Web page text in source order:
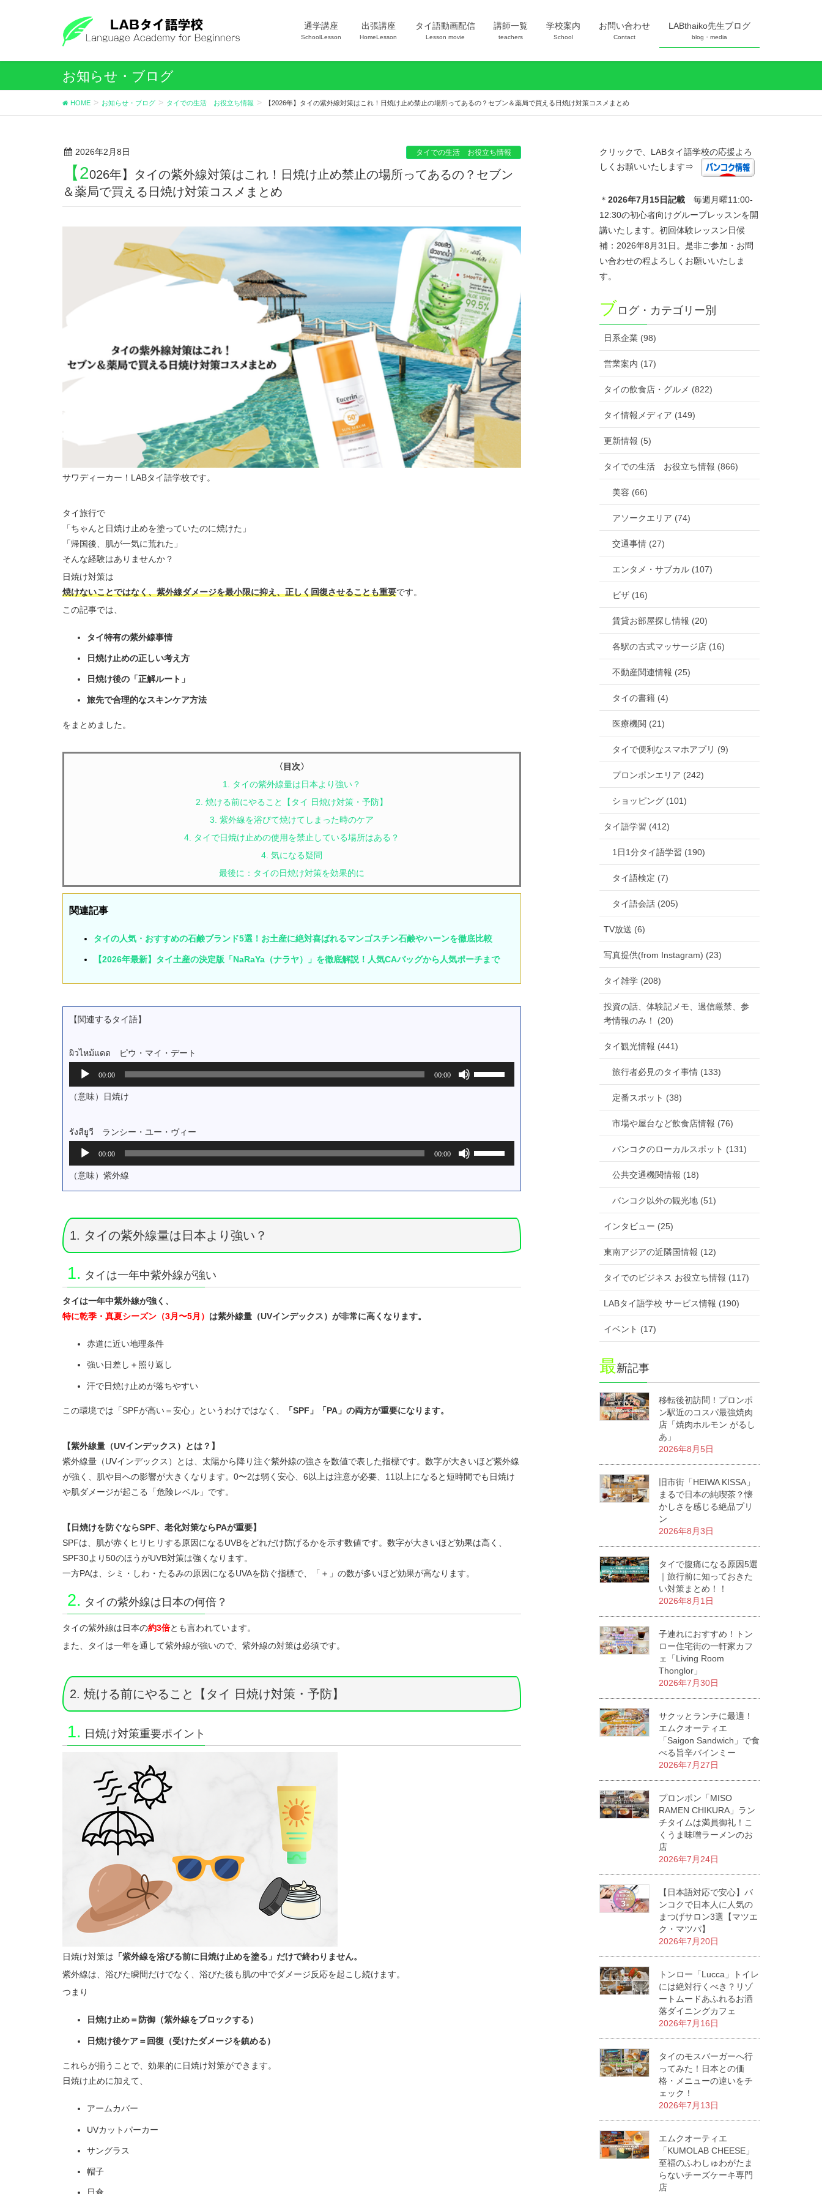
通学講座
SchoolLesson
出張講座
HomeLesson
タイ語動画配信
Lesson movie
講師一覧
teachers
学校案内
School
お問い合わせ
Contact
LABthaiko先生ブログ
blog・media
お知らせ・ブログ
HOME お知らせ・ブログ タイでの生活 お役立ち情報 【2026年】タイの紫外線対策はこれ！日焼け止め禁止の場所ってあるの？セブン＆薬局で買える日焼け対策コスメまとめ
2026年2月8日 タイでの生活 お役立ち情報
【2026年】タイの紫外線対策はこれ！日焼け止め禁止の場所ってあるの？セブン
＆薬局で買える日焼け対策コスメまとめ
サワディーカー！LABタイ語学校です。
タイ旅行で
「ちゃんと日焼け止めを塗っていたのに焼けた」
「帰国後、肌が一気に荒れた」
そんな経験はありませんか？
日焼け対策は
焼けないことではなく、紫外線ダメージを最小限に抑え、正しく回復させることも重要です。
この記事では、
タイ特有の紫外線事情
日焼け止めの正しい考え方
日焼け後の「正解ルート」
旅先で合理的なスキンケア方法
をまとめました。
〈目次〉
1. タイの紫外線量は日本より強い？
2. 焼ける前にやること【タイ 日焼け対策・予防】
3. 紫外線を浴びて焼けてしまった時のケア
4. タイで日焼け止めの使用を禁止している場所はある？
4. 気になる疑問
最後に：タイの日焼け対策を効果的に
関連記事
タイの人気・おすすめの石鹸ブランド5選！お土産に絶対喜ばれるマンゴスチン石鹸やハーンを徹底比較
【2026年最新】タイ土産の決定版「NaRaYa（ナラヤ）」を徹底解説！人気CAバッグから人気ポーチまで
【関連するタイ語】
ผิวไหม้แดด ピウ・マイ・デート
プ
レ
ヤ
ー
00:00 00:00
リ
節
に
は
下
を
て
（意味）日焼け
รังสียูวี ランシー・ユー・ヴィー
プ
レ
ー
00:00 00:00
リ
節
（意味）紫外線
1. タイの紫外線量は日本より強い？
1. タイは一年中紫外線が強い
タイは一年中紫外線が強く、
特に乾季・真夏シーズン（3月〜5月） は紫外線量（UVインデックス）が非常に高くなります。
赤道に近い地理条件
強い日差し＋照り返し
汗で日焼け止めが落ちやすい
この環境では「SPFが高い＝安心」というわけではなく、 「SPF」「PA」の両方が重要になります。
【紫外線量（UVインデックス）とは？】
紫外線量（UVインデックス）とは、太陽から降り注ぐ紫外線の強さを数値で表した指標です。数字が大きいほど紫外線
が強く、肌や目への影響が大きくなります。0〜2は弱く安心、6以上は注意が必要、11以上になると短時間でも日焼け
や肌ダメージが起こる「危険レベル」です。
【日焼けを防ぐならSPF、老化対策ならPAが重要】
SPFは、肌が赤くヒリヒリする原因になるUVBをどれだけ防げるかを示す数値です。数字が大きいほど効果は高く、
SPF30より50のほうがUVB対策は強くなります。
一方PAは、シミ・しわ・たるみの原因になるUVAを防ぐ指標で、「＋」の数が多いほど効果が高なります。
2. タイの紫外線は日本の何倍？
タイの紫外線は日本の約3倍とも言われています。
また、タイは一年を通して紫外線が強いので、紫外線の対策は必須です。
2. 焼ける前にやること【タイ 日焼け対策・予防】
1. 日焼け対策重要ポイント
日焼け対策は 「紫外線を浴びる前に日焼け止めを塗る」だけで終わりません。
紫外線は、浴びた瞬間だけでなく、浴びた後も肌の中でダメージ反応を起こし続けます。
つまり
日焼け止め＝防御（紫外線をブロックする）
日焼け後ケア＝回復（受けたダメージを鎮める）
これらが揃うことで、効果的に日焼け対策ができます。
日焼け止めに加えて、
アームカバー
UVカットパーカー
サングラス
帽子
クリックで、LABタイ語学校の応援よろ
しくお願いいたします⇒
＊ 2026年7月15日記載毎週月曜11:00-
12:30の初心者向けグループレッスンを開
講いたします。初回体験レッスン日候
補：2026年8月31日。是非ご参加・お問
い合わせの程よろしくお願いいたしま
す。
ブログ・カテゴリー別
日系企業 (98)
営業案内 (17)
タイの飲食店・グルメ (822)
タイ情報メディア (149)
更新情報 (5)
タイでの生活 お役立ち情報 (866)
美容 (66)
アソークエリア (74)
交通事情 (27)
エンタメ・サブカル (107)
ビザ (16)
賃貸お部屋探し情報 (20)
各駅の古式マッサージ店 (16)
不動産関連情報 (25)
タイの書籍 (4)
医療機関 (21)
タイで便利なスマホアプリ (9)
プロンポンエリア (242)
ショッピング (101)
タイ語学習 (412)
1日1分タイ語学習 (190)
タイ語検定 (7)
タイ語会話 (205)
TV放送 (6)
写真提供(from Instagram) (23)
タイ雑学 (208)
投資の話、体験記メモ、過信厳禁、参
考情報のみ！ (20)
タイ観光情報 (441)
旅行者必見のタイ事情 (133)
定番スポット (38)
市場や屋台など飲食店情報 (76)
バンコクのローカルスポット (131)
公共交通機関情報 (18)
バンコク以外の観光地 (51)
インタビュー (25)
東南アジアの近隣国情報 (12)
タイでのビジネス お役立ち情報 (117)
LABタイ語学校 サービス情報 (190)
イベント (17)
最新記事
移転後初訪問！プロンポ
ン駅近のコスパ最強焼肉
店「焼肉ホルモン がるし
あ」
2026年8月5日
旧市街「HEIWA KISSA」
まるで日本の純喫茶？懐
かしさを感じる絶品プリ
ン
2026年8月3日
タイで腹痛になる原因5選
｜旅行前に知っておきた
い対策まとめ！！
2026年8月1日
子連れにおすすめ！トン
ロー住宅街の一軒家カフ
ェ「Living Room
Thonglor」
2026年7月30日
サクッとランチに最適！
エムクオーティエ
「Saigon Sandwich」で食
べる旨辛バインミー
2026年7月27日
プロンポン「MISO
RAMEN CHIKURA」ラン
チタイムは満員御礼！こ
くうま味噌ラーメンのお
店
2026年7月24日
【日本語対応で安心】バ
ンコクで日本人に人気の
まつげサロン3選【マツエ
ク・マツパ】
2026年7月20日
トンロー「Lucca」トイレ
には絶対行くべき？リゾ
ートムードあふれるお洒
落ダイニングカフェ
2026年7月16日
タイのモスバーガーへ行
ってみた！日本との価
格・メニューの違いをチ
ェック！
2026年7月13日
エムクオーティエ
「KUMOLAB CHEESE」
至福のふわしゅわがたま
らないチーズケーキ専門
店